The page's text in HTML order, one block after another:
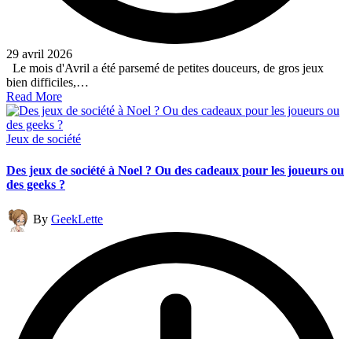
29 avril 2026
Le mois d'Avril a été parsemé de petites douceurs, de gros jeux
bien difficiles,…
Read More
Posted
Jeux de société
Des jeux de société à Noel ? Ou des cadeaux pour les joueurs ou
des geeks ?
Posted
by
By GeekLette